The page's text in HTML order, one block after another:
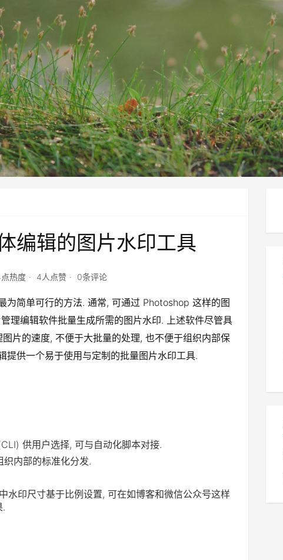
编辑的图片水印工具
热度 4人点赞 0条评论
为简单可行的方法. 通常, 可通过 Photoshop 这样的图
理编辑软件批量生成所需的图片水印. 上述软件尽管具
片的速度, 不便于大批量的处理, 也不便于组织内部保
提供一个易于使用与定制的批量图片水印工具.
供用户选择, 可与自动化脚本对接.
内部的标准化分发.
水印尺寸基于比例设置, 可在如博客和微信公众号这样
.